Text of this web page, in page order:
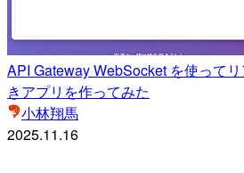
API Gateway WebSocket を使って
きアプリを作ってみた
小林翔馬
2025.11.16